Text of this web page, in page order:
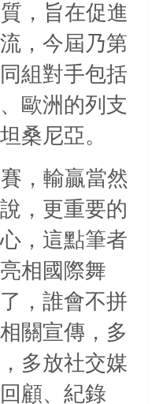
，旨在促進
，今屆乃第
組對手包括
歐洲的列支
桑尼亞。
，輸贏當然
，更重要的
，這點筆者
相國際舞
， 誰會不拼
關宣傳，多
多放社交媒
顧、紀錄